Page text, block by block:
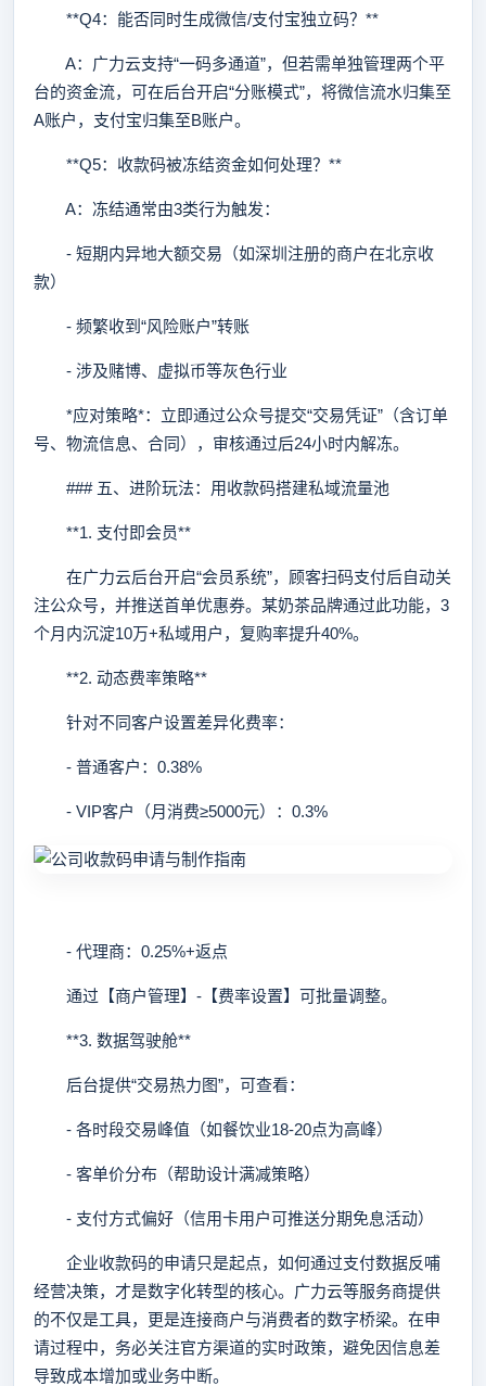
**Q4：能否同时生成微信/支付宝独立码？**
A：广力云支持“一码多通道”，但若需单独管理两个平
台的资金流，可在后台开启“分账模式”，将微信流水归集至
A账户，支付宝归集至B账户。
**Q5：收款码被冻结资金如何处理？**
A：冻结通常由3类行为触发：
- 短期内异地大额交易（如深圳注册的商户在北京收
款）
- 频繁收到“风险账户”转账
- 涉及赌博、虚拟币等灰色行业
*应对策略*：立即通过公众号提交“交易凭证”（含订单
号、物流信息、合同），审核通过后24小时内解冻。
### 五、进阶玩法：用收款码搭建私域流量池
**1. 支付即会员**
在广力云后台开启“会员系统”，顾客扫码支付后自动关
注公众号，并推送首单优惠券。某奶茶品牌通过此功能，3
个月内沉淀10万+私域用户，复购率提升40%。
**2. 动态费率策略**
针对不同客户设置差异化费率：
- 普通客户：0.38%
- VIP客户（月消费≥5000元）：0.3%
- 代理商：0.25%+返点
通过【商户管理】-【费率设置】可批量调整。
**3. 数据驾驶舱**
后台提供“交易热力图”，可查看：
- 各时段交易峰值（如餐饮业18-20点为高峰）
- 客单价分布（帮助设计满减策略）
- 支付方式偏好（信用卡用户可推送分期免息活动）
企业收款码的申请只是起点，如何通过支付数据反哺
经营决策，才是数字化转型的核心。广力云等服务商提供
的不仅是工具，更是连接商户与消费者的数字桥梁。在申
请过程中，务必关注官方渠道的实时政策，避免因信息差
导致成本增加或业务中断。